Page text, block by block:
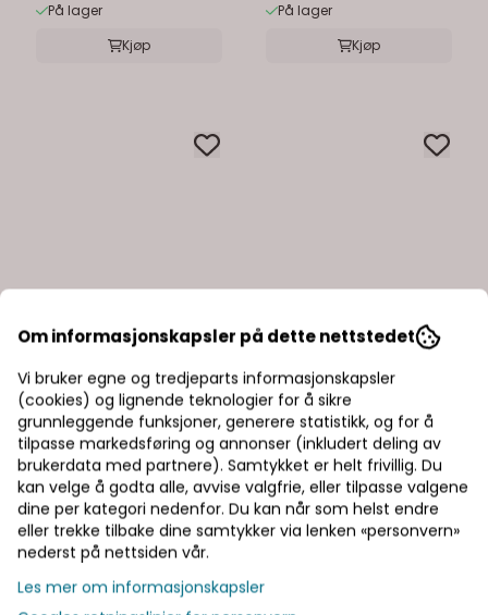
På lager
Kjøp
På lager
Kjøp
Om informasjonskapsler på dette nettstedet
Vi bruker egne og tredjeparts informasjonskapsler
(cookies) og lignende teknologier for å sikre
grunnleggende funksjoner, generere statistikk, og for å
tilpasse markedsføring og annonser (inkludert deling av
brukerdata med partnere). Samtykket er helt frivillig. Du
kan velge å godta alle, avvise valgfrie, eller tilpasse valgene
dine per kategori nedenfor. Du kan når som helst endre
eller trekke tilbake dine samtykker via lenken «personvern»
nederst på nettsiden vår.
Les mer om informasjonskapsler